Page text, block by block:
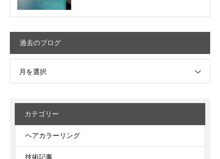
過去のブログ
月を選択
カテゴリー
ヘアカラーリング
技術記事